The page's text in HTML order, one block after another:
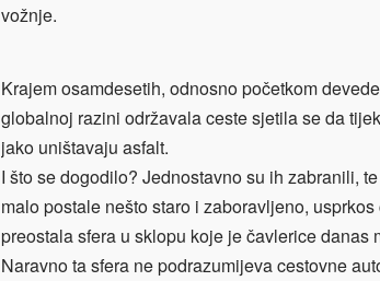
vožnje.
Krajem osamdesetih, odnosno početkom
globalnoj razini održavala ceste sjetila se da
jako uništavaju asfalt.
I što se dogodilo? Jednostavno su ih zabranili,
malo postale nešto staro i zaboravljeno,
preostala sfera u sklopu koje je čavlerice danas
Naravno ta sfera ne podrazumijeva cestovne